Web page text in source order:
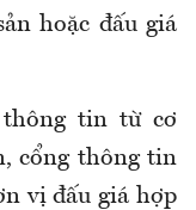
hoặc đấu giá
tin từ cơ
cổng thông tin
vị đấu giá hợp